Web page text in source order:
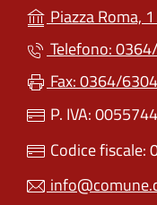
Piazza Roma,
Telefono:
Fax: 0364/
P. IVA:
Codice